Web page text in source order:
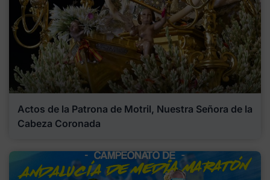
Actos de la Patrona de Motril, Nuestra Señora de la
Cabeza Coronada